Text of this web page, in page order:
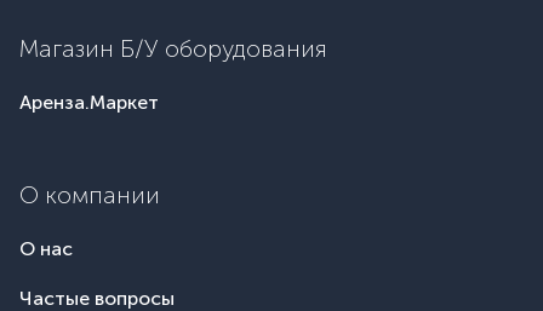
Магазин Б/У оборудования
Аренза.Маркет
О компании
О нас
Частые вопросы